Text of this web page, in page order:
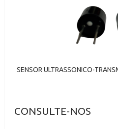
SENSOR ULTRASSONICO-
CONSULTE-NOS